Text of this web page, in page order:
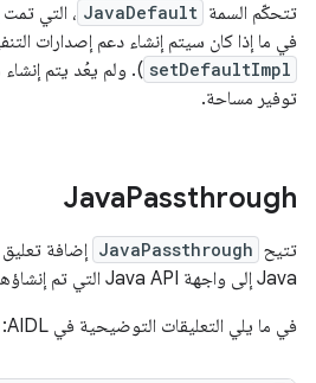
تتحكّم السمة JavaDefault
في ما إذا كان سيتم إنشاء دعم إصدارات
setDefaultImpl ). ولم يعُد يتم إنشاء
توفير مساحة.
JavaPassthrough
تتيح JavaPassthrough إضافة
Java إلى واجهة Java API التي تم إنشاؤها.
في ما يلي التعليقات التوضيحية في AIDL: